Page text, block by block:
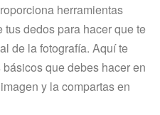
herramientas
dedos para hacer que te
de la fotografía. Aquí te
que debes hacer en
y la compartas en